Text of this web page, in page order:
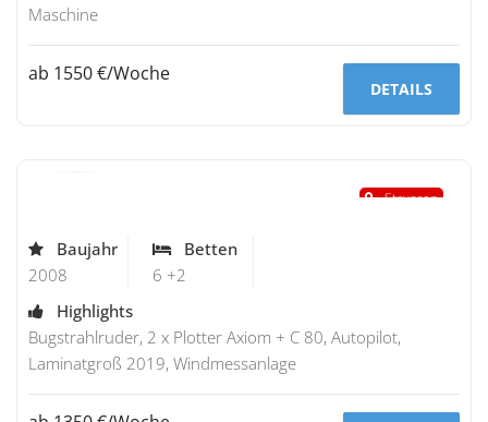
Maschine
DETAILS
ab 1550 €/Woche
Stavoren
Baujahr
2008
Betten
6 +2
Highlights
Bugstrahlruder, 2 x Plotter Axiom + C 80, Autopilot,
Laminatgroß 2019, Windmessanlage